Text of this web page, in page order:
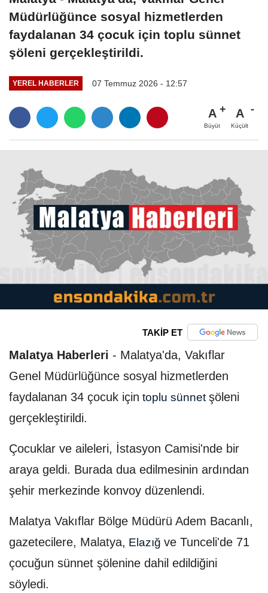
Müdürlüğünce sosyal hizmetlerden
faydalanan 34 çocuk için toplu sünnet
şöleni gerçekleştirildi.
YEREL HABERLER 07 Temmuz 2026 - 12:57
A
Büyüt
A
Küçült
TAKİP ET
Malatya Haberleri - Malatya'da, Vakıflar
Genel Müdürlüğünce sosyal hizmetlerden
faydalanan 34 çocuk için toplu sünnet şöleni
gerçekleştirildi.
Çocuklar ve aileleri, İstasyon Camisi'nde bir
araya geldi. Burada dua edilmesinin ardından
şehir merkezinde konvoy düzenlendi.
Malatya Vakıflar Bölge Müdürü Adem Bacanlı,
gazetecilere, Malatya, Elazığ ve Tunceli'de 71
çocuğun sünnet şölenine dahil edildiğini
söyledi.